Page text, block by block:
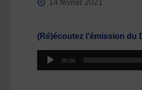
14 février 2021
(Ré)écoutez l’émission du
Lecteur
audio
00:00